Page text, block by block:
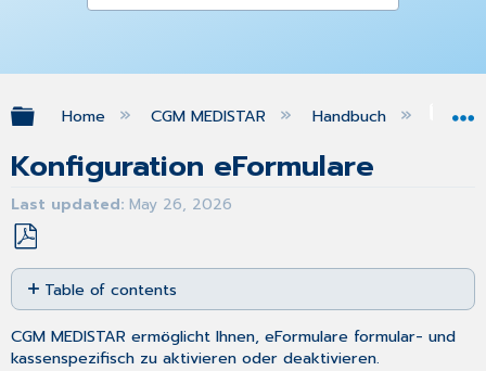
Expand/collapse global hierarchy
Home CGM MEDISTAR Handbuch
Konfiguration eFormulare
Last updated May 26, 2026
Save
as
PDF
Table of contents
No
headers
CGM MEDISTAR ermöglicht Ihnen, eFormulare formular- und
kassenspezifisch zu aktivieren oder deaktivieren.